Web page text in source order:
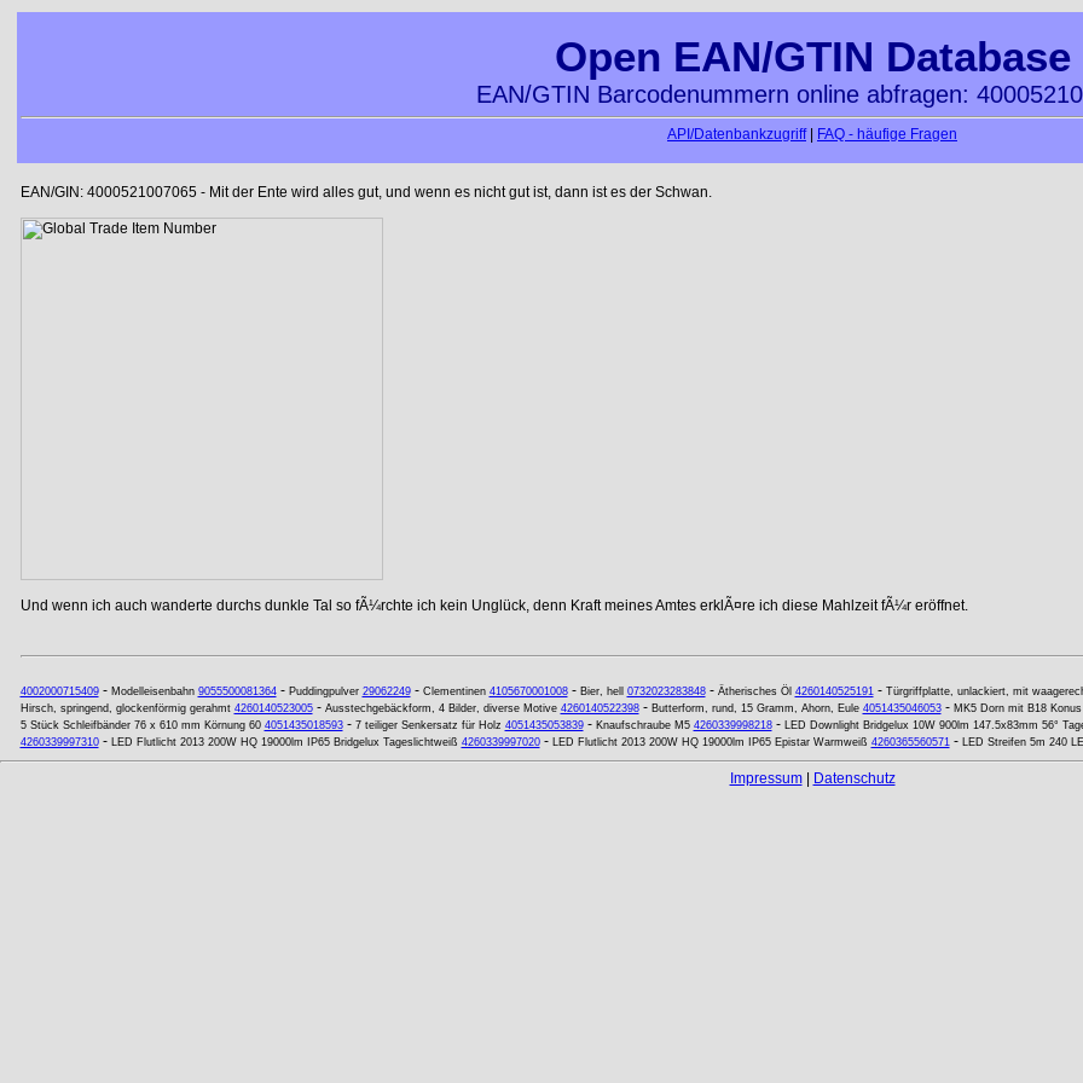
Open EAN/GTIN Database
EAN/GTIN Barcodenummern online abfragen:
API/Datenbankzugriff| FAQ - häufige Fragen
EAN/GIN: 4000521007065 - Mit der Ente wird alles gut, und wenn es nicht gut ist, dann ist es der Schwan.
Und wenn ich auch wanderte durchs dunkle Tal so fÃ¼rchte ich kein Unglück, denn Kraft meines Amtes erklÃ¤re ich diese Mahlzeit fÃ¼r eröffnet.
4002000715409- Modelleisenbahn 9055500081364- Puddingpulver 29062249- Clementinen 4105670001008- Bier, hell 0732023283848- Ätherisches Öl 4260140525191- Türgriffplatte, unlackiert, mit
Hirsch, springend, glockenförmig gerahmt 4260140523005- Ausstechgebäckform, 4 Bilder, diverse Motive 4260140522398- Butterform, rund, 15 Gramm, Ahorn, Eule 4051435046053- MK5 Dorn mit B18
5 Stück Schleifbänder 76 x 610 mm Körnung 60 4051435018593- 7 teiliger Senkersatz für Holz 4051435053839- Knaufschraube M5 4260339998218- LED Downlight Bridgelux 10W 900lm 147.5x83mm 56°
4260339997310- LED Flutlicht 2013 200W HQ 19000lm IP65 Bridgelux Tageslichtweiß 4260339997020- LED Flutlicht 2013 200W HQ 19000lm IP65 Epistar Warmweiß 4260365560571- LED Streifen 5m 240
Impressum| Datenschutz